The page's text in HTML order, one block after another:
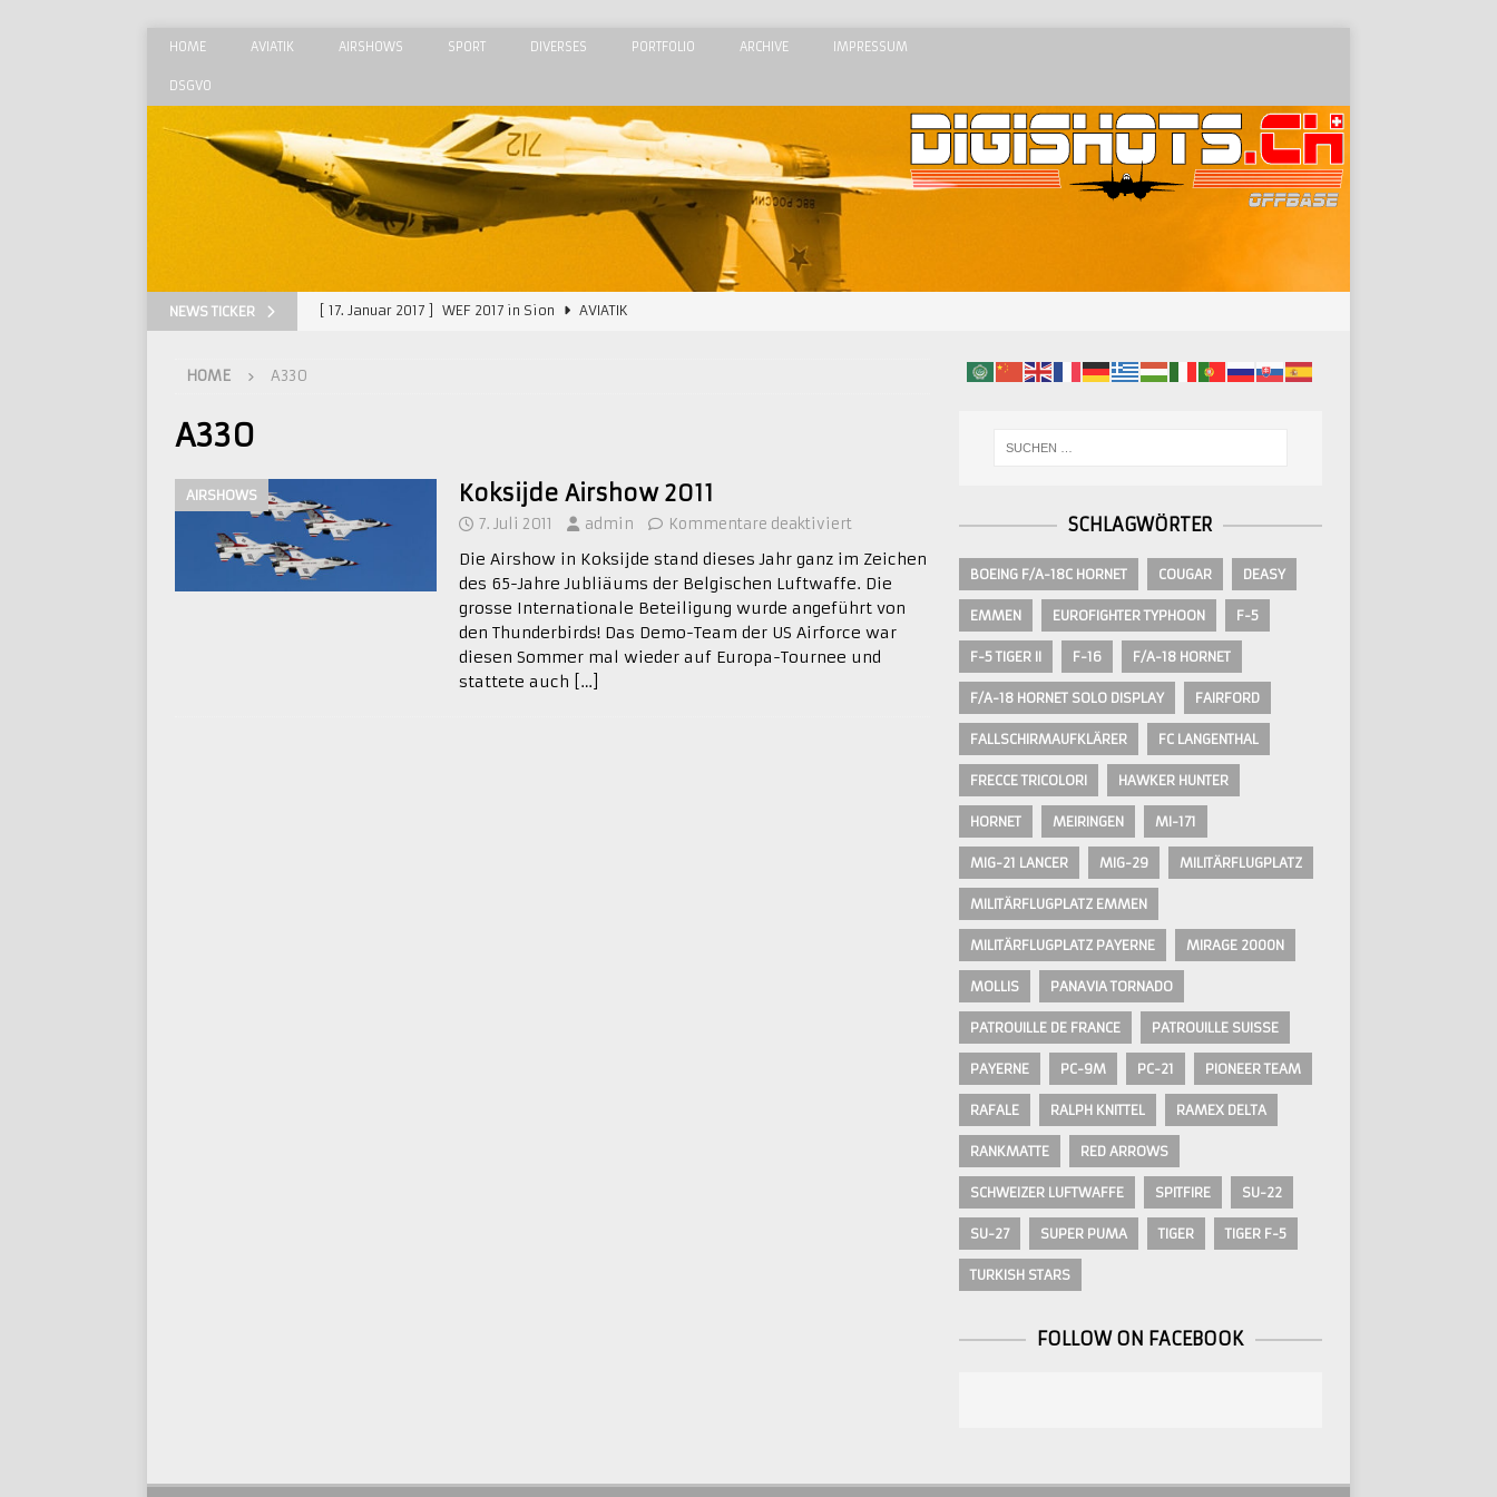
HOME AVIATIK AIRSHOWS SPORT DIVERSES PORTFOLIO ARCHIVE IMPRESSUM
DSGVO
NEWS TICKER [ 17. Januar 2017 ] WEF 2017 in Sion AVIATIK
HOME A330
A330
AIRSHOWS Koksijde Airshow 2011
7. Juli 2011 admin Kommentare deaktiviert
Die Airshow in Koksijde stand dieses Jahr ganz im Zeichen
des 65-Jahre Jubliäums der Belgischen Luftwaffe. Die
grosse Internationale Beteiligung wurde angeführt von
den Thunderbirds! Das Demo-Team der US Airforce war
diesen Sommer mal wieder auf Europa-Tournee und
stattete auch
[…]
SCHLAGWÖRTER
BOEING F/A-18C HORNET COUGAR DEASY
EMMEN EUROFIGHTER TYPHOON F-5
F-5 TIGER II F-16 F/A-18 HORNET
F/A-18 HORNET SOLO DISPLAY FAIRFORD
FALLSCHIRMAUFKLÄRER FC LANGENTHAL
FRECCE TRICOLORI HAWKER HUNTER
HORNET MEIRINGEN MI-171
MIG-21 LANCER MIG-29 MILITÄRFLUGPLATZ
MILITÄRFLUGPLATZ EMMEN
MILITÄRFLUGPLATZ PAYERNE MIRAGE 2000N
MOLLIS PANAVIA TORNADO
PATROUILLE DE FRANCE PATROUILLE SUISSE
PAYERNE PC-9M PC-21 PIONEER TEAM
RAFALE RALPH KNITTEL RAMEX DELTA
RANKMATTE RED ARROWS
SCHWEIZER LUFTWAFFE SPITFIRE SU-22
SU-27 SUPER PUMA TIGER TIGER F-5
TURKISH STARS
FOLLOW ON FACEBOOK